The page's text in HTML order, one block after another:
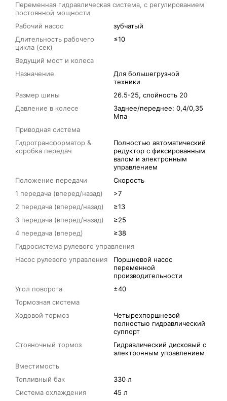
Переменная гидравлическая система, с регулированием
постоянной мощности
Рабочий насос
зубчатый
Длительность рабочего
цикла (сек)
≤10
Ведущий мост и колеса
Назначение
Для большегрузной
техники
Размер шины
26.5-25, слойность 20
Давление в колесе
Заднее/переднее: 0,4/0,35
Мпа
Приводная система
Гидротрансформатор &
коробка передач
Полностью автоматический
редуктор с фиксированным
валом и электронным
управлением
Положение передачи
Скорость
1 передача (вперед/назад)
>7
2 передача (вперед/назад)
≥13
3 передача (вперед/назад)
≥25
4 передача (вперед)
≥38
Гидросистема рулевого управления
Насос рулевого управления
Поршневой насос
переменной
производительности
Угол поворота
±40
Тормозная система
Ходовой тормоз
Четырехпоршневой
полностью гидравлический
суппорт
Стояночный тормоз
Гидравлический дисковый с
электронным управлением
Вместимость
Топливный бак
330 л
Система охлаждения
45 л